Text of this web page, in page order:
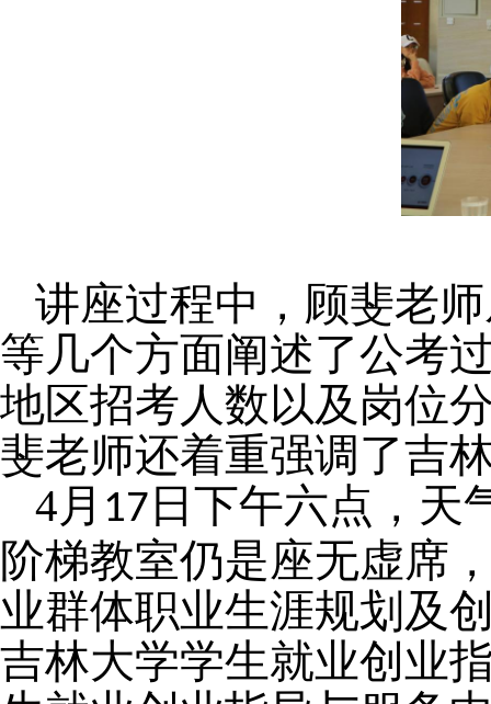
讲座过程中，顾斐老
等几个方面阐述了公考
地区招考人数以及岗位
斐老师还着重强调了吉
4月 17 日下午六点，天
阶梯教室仍是座无虚席
业群体职业生涯规划及
吉林大学学生就业创业